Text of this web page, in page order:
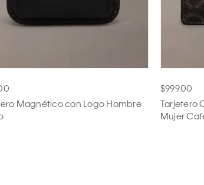
Magnético con Logo Hombre
$999.00
Tarjetero
Mujer